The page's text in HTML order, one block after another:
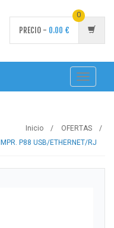
PRECIO - 0.00 €
0
Toggle
Inicio
OFERTAS
P88 USB/ETHERNET/RJ